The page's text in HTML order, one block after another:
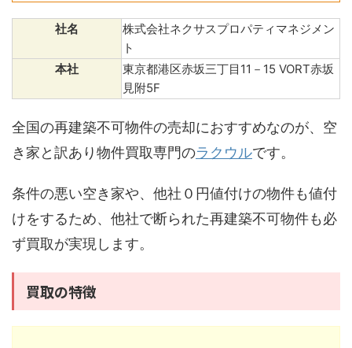
社名
株式会社ネクサスプロパティマネジメン
ト
本社
東京都港区赤坂三丁目11－15 VORT赤坂
見附5F
全国の再建築不可物件の売却におすすめなのが、空
き家と訳あり物件買取専門のラクウルです。
条件の悪い空き家や、他社０円値付けの物件も値付
けをするため、他社で断られた再建築不可物件も必
ず買取が実現します。
買取の特徴